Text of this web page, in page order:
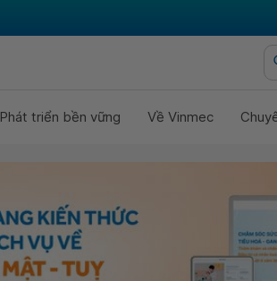
Phát triển bền vững Về Vinmec